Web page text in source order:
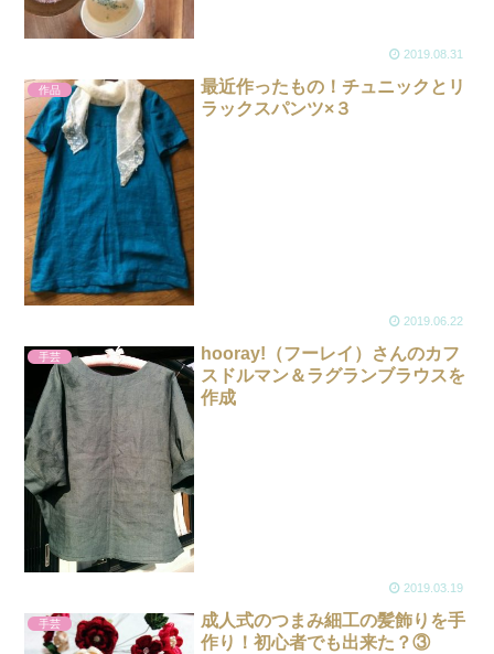
2019.08.31
作品
最近作ったもの！チュニックとリ
ラックスパンツ×３
2019.06.22
手芸
hooray!（フーレイ）さんのカフ
スドルマン＆ラグランブラウスを
作成
2019.03.19
手芸
成人式のつまみ細工の髪飾りを手
作り！初心者でも出来た？③